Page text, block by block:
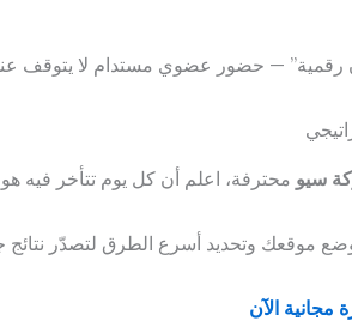
رقمية” — حضور عضوي مستدام لا يتوقف
سيو محترفة، اعلم أن كل يوم تتأخر فيه
وضع موقعك وتحديد أسرع الطرق لتصدّر
مجانية الآن